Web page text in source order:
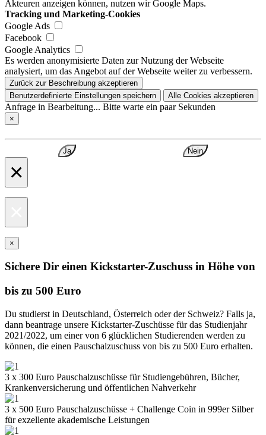
Akteuren anzeigen können, nutzen wir Google Maps.
Tracking und Marketing-Cookies
Google Ads
Facebook
Google Analytics
Es werden anonymisierte Daten zur Nutzung der Webseite
analysiert, um das Angebot auf der Webseite weiter zu verbessern.
Zurück zur Beschreibung akzeptieren
Benutzerdefinierte Einstellungen speichern
Alle Cookies akzeptieren
Anfrage in Bearbeitung... Bitte warte ein paar Sekunden
×
Ja Nein
×
×
Sichere Dir einen Kickstarter-Zuschuss in Höhe von
bis zu 500 Euro
Du studierst in Deutschland, Österreich oder der Schweiz? Falls ja,
dann beantrage unsere Kickstarter-Zuschüsse für das Studienjahr
2021/2022, um einer von 6 glücklichen Studierenden werden zu
können, die einen Pauschalzuschuss von bis zu 500 Euro erhalten.
3 x 300 Euro Pauschalzuschüsse für Studiengebühren, Bücher,
Krankenversicherung und öffentlichen Nahverkehr
3 x 500 Euro Pauschalzuschüsse + Challenge Coin in 999er Silber
für exzellente akademische Leistungen